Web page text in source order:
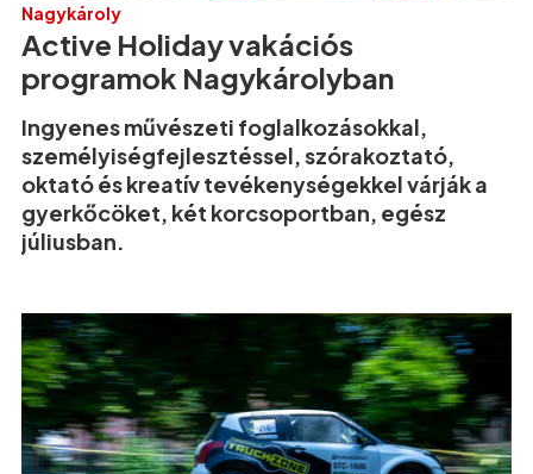
Nagykároly
Active Holiday vakációs
programok Nagykárolyban
Ingyenes művészeti foglalkozásokkal,
személyiségfejlesztéssel, szórakoztató,
oktató és kreatív tevékenységekkel várják a
gyerkőcöket, két korcsoportban, egész
júliusban.